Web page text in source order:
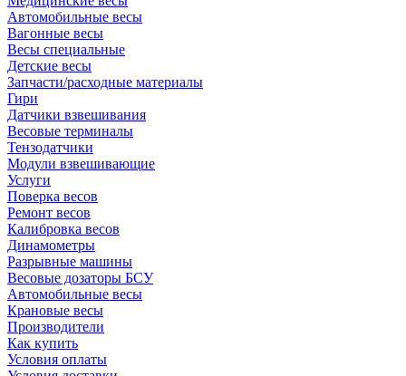
Автомобильные весы
Вагонные весы
Весы специальные
Детские весы
Запчасти/расходные материалы
Гири
Датчики взвешивания
Весовые терминалы
Тензодатчики
Модули взвешивающие
Услуги
Поверка весов
Ремонт весов
Калибровка весов
Динамометры
Разрывные машины
Весовые дозаторы БСУ
Автомобильные весы
Крановые весы
Производители
Как купить
Условия оплаты